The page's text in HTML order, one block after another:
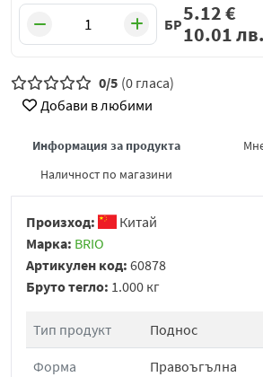
БР5.12€
10.01лв.
0/5 (0 гласа)
Добави в любими
Информация за продукта
Наличност по магазини
Произход:
Китай
Марка: BRIO
Артикулен код: 60878
Бруто тегло: 1.000 кг
Тип продукт Поднос
Форма Правоъгълна